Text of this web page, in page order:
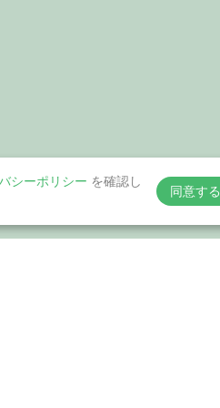
シーポリシー を確認し
同意する